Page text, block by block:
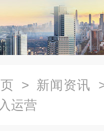
> 新闻资讯
运营